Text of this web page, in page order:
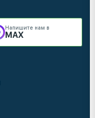
Напишите нам в
MAX